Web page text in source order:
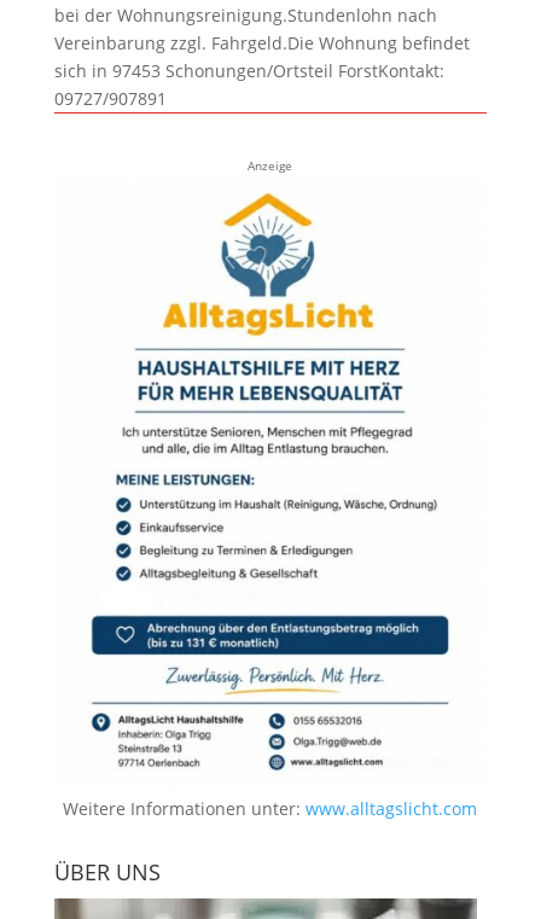
bei der Wohnungsreinigung.Stundenlohn nach
Vereinbarung zzgl. Fahrgeld.Die Wohnung befindet
sich in 97453 Schonungen/Ortsteil ForstKontakt:
09727/907891
Anzeige
Weitere Informationen unter:www.alltagslicht.com
ÜBER UNS